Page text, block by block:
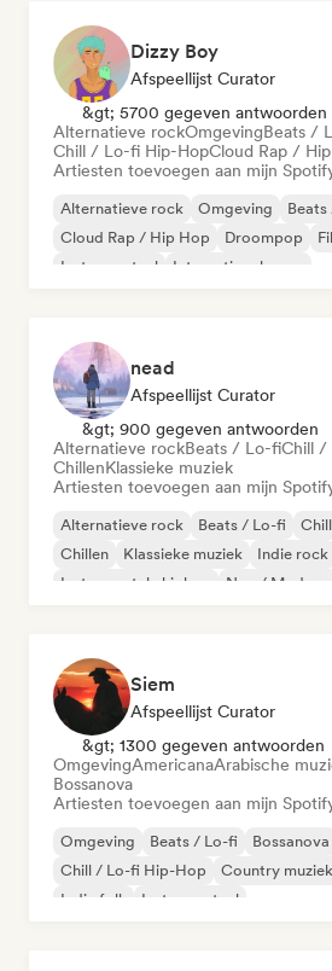
Dizzy Boy
Afspeellijst Curator
&gt; 5700 gegeven antwoorden
Alternatieve rockOmgevingBeats /
Chill / Lo-fi Hip-HopCloud Rap /
Artiesten toevoegen aan mijn
Alternatieve rock Omgeving
Cloud Rap / Hip Hop
Droompop
Instrumentaal
Internationale pop
nead
Afspeellijst Curator
&gt; 900 gegeven antwoorden
Alternatieve rockBeats / Lo-fiChill /
ChillenKlassieke muziek
Artiesten toevoegen aan mijn
Alternatieve rock Beats / Lo-fi
Chillen
Klassieke muziek
Indie rock
Instrumentale hiphop
Neo / Modern
Siem
Afspeellijst Curator
&gt; 1300 gegeven antwoorden
OmgevingAmericanaArabische
Bossanova
Artiesten toevoegen aan mijn
Omgeving Beats / Lo-fi
Bossanova
Chill / Lo-fi Hip-Hop
Country muziek
Indie folk
Instrumentaal